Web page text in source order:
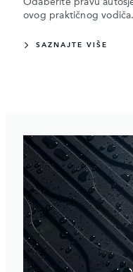
ovog praktičnog vodiča.
SAZNAJTE VIŠE